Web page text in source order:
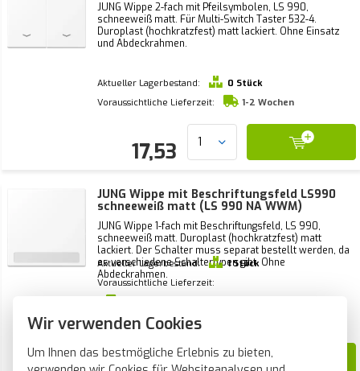
Wir verwenden Cookies
Um Ihnen das bestmögliche Erlebnis zu bieten,
JUNG Wippe 2-fach mit Pfeilsymbolen, LS 990,
schneeweiß matt. Für Multi-Switch Taster 532-4.
Duroplast (hochkratzfest) matt lackiert. Ohne Einsatz
und Abdeckrahmen.
Aktueller Lagerbestand:
0 Stück
Voraussichtliche Lieferzeit:
1-2 Wochen
17,53
JUNG Wippe mit Beschriftungsfeld LS990
schneeweiß matt (LS 990 NA WWM)
JUNG Wippe 1-fach mit Beschriftungsfeld, LS 990,
schneeweiß matt. Duroplast (hochkratzfest) matt
lackiert. Der Schalter muss separat bestellt werden, da
es verschiedene Schaltertypen gibt. Ohne
Abdeckrahmen.
Aktueller Lagerbestand:
1 Stück
Voraussichtliche Lieferzeit:
verschickt*